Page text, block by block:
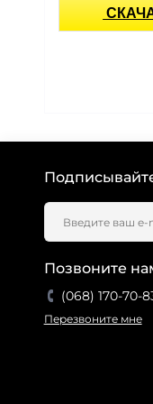
Позвоните
(068) 170-70-
Перезвоните мне